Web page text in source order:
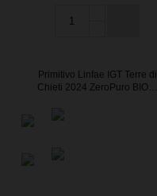
Primitivo Linfae IGT Terre di
Chieti 2024 ZeroPuro BIO…